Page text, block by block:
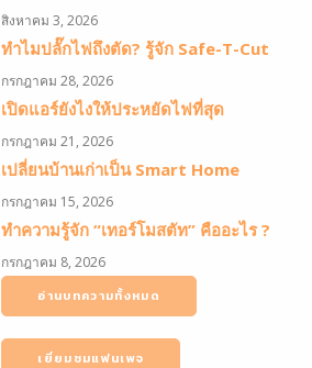
สิงหาคม 3, 2026
ทำไมปลั๊กไฟถึงตัด? รู้จัก Safe-T-Cut
กรกฎาคม 28, 2026
เปิดแอร์ยังไงให้ประหยัดไฟที่สุด
กรกฎาคม 21, 2026
เปลี่ยนบ้านเก่าเป็น Smart Home
กรกฎาคม 15, 2026
ทำความรู้จัก “เทอร์โมสตัท” คืออะไร ?
กรกฎาคม 8, 2026
อ่านบทความทั้งหมด
เยี่ยมชมแฟนเพจ